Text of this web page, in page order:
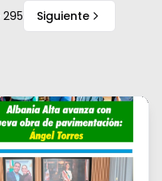
295 Siguiente